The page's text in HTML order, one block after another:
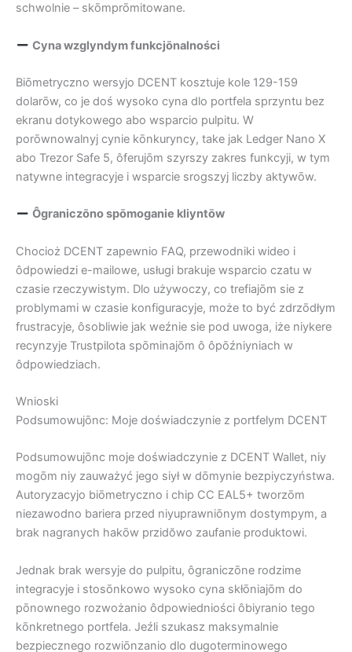
schwolnie – skōmprōmitowane.
Cyna wzglyndym funkcjōnalności
Biōmetryczno wersyjo DCENT kosztuje kole 129-159
dolarōw, co je doś wysoko cyna dlo portfela sprzyntu bez
ekranu dotykowego abo wsparcio pulpitu. W
porōwnowalnyj cynie kōnkuryncy, take jak Ledger Nano X
abo Trezor Safe 5, ôferujōm szyrszy zakres funkcyji, w tym
natywne integracyje i wsparcie srogszyj liczby aktywōw.
Ôgraniczōno spōmoganie kliyntōw
Chocioż DCENT zapewnio FAQ, przewodniki wideo i
ôdpowiedzi e-mailowe, usługi brakuje wsparcio czatu w
czasie rzeczywistym. Dlo używoczy, co trefiajōm sie z
problymami w czasie konfiguracyje, może to być zdrzōdłym
frustracyje, ôsobliwie jak weźnie sie pod uwoga, iże niykere
recynzyje Trustpilota spōminajōm ô ôpōźniyniach w
ôdpowiedziach.
Wnioski
Podsumowujōnc: Moje doświadczynie z portfelym DCENT
Podsumowujōnc moje doświadczynie z DCENT Wallet, niy
mogōm niy zauważyć jego siył w dōmynie bezpiyczyństwa.
Autoryzacyjo biōmetryczno i ​​chip CC EAL5+ tworzōm
niezawodno bariera przed niyuprawniōnym dostympym, a
brak nagranych hakōw przidŏwo zaufanie produktowi.
Jednak brak wersyje do pulpitu, ôgraniczōne rodzime
integracyje i stosōnkowo wysoko cyna skłōniajōm do
pōnownego rozwożanio ôdpowiedniości ôbiyranio tego
kōnkretnego portfela. Jeźli szukasz maksymalnie
bezpiecznego rozwiōnzanio dlo dugoterminowego